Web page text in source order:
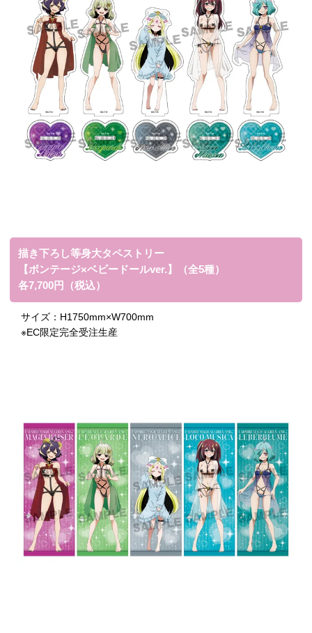
描き下ろし等身大タペストリー
【ボンテージ×ベビードールver.】（全5種）
各7,700円（税込）
サイズ： H1750mm×W700mm
※EC限定完全受注生産